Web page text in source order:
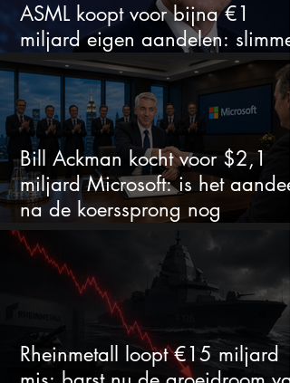
ASML koopt voor bijna €1
miljard eigen aandelen: slimme
zet of dure timing?
Bill Ackman kocht voor $2,1
miljard Microsoft: is het aandeel
na de koerssprong nog
aantrekkelijk?
Rheinmetall loopt €15 miljard